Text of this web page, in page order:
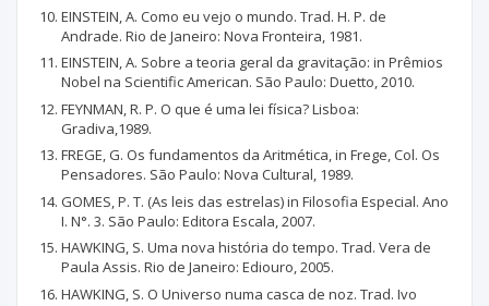
EINSTEIN, A. Como eu vejo o mundo. Trad. H. P. de
Andrade. Rio de Janeiro: Nova Fronteira, 1981.
EINSTEIN, A. Sobre a teoria geral da gravitação: in Prêmios
Nobel na Scientific American. São Paulo: Duetto, 2010.
FEYNMAN, R. P. O que é uma lei física? Lisboa:
Gradiva,1989.
FREGE, G. Os fundamentos da Aritmética, in Frege, Col. Os
Pensadores. São Paulo: Nova Cultural, 1989.
GOMES, P. T. (As leis das estrelas) in Filosofia Especial. Ano
I. N°. 3. São Paulo: Editora Escala, 2007.
HAWKING, S. Uma nova história do tempo. Trad. Vera de
Paula Assis. Rio de Janeiro: Ediouro, 2005.
HAWKING, S. O Universo numa casca de noz. Trad. Ivo